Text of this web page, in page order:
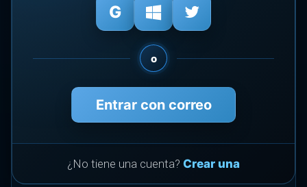
o
Entrar con correo
¿No tiene una cuenta? Crear una